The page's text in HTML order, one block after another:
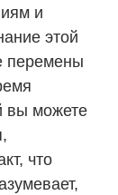
и
этой
перемены
вы можете
что